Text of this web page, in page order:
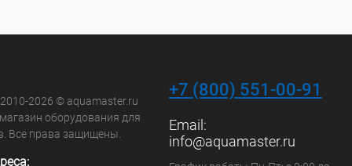
2026 © aquamaster.ru
оборудования для
Все права защищены.
+7 (800) 551-00-91
Email:
info@aquamaster.ru